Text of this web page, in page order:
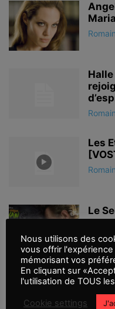
Les
Le
Nous utilisons des
vous offrir
mémorisant vos
En cliquant sur
l'utilisation de TOUS
Cookie settings